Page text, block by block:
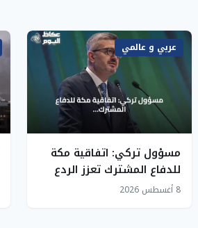
عربي و عالمي
مسؤول تركي: اتفاقية مكة
للدفاع المشترك تعزز الردع
الجماعي والاستقرار الإقليمي
8 أغسطس 2026